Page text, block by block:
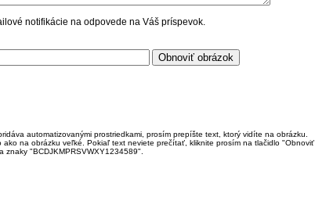
notifikácie na odpovede na Váš príspevok.
automatizovanými prostriedkami, prosím prepíšte text, ktorý vidíte na obrázku.
na obrázku veľké. Pokiaľ text neviete prečítať, kliknite prosím na tlačidlo "Obnoviť
"BCDJKMPRSVWXY1234589".